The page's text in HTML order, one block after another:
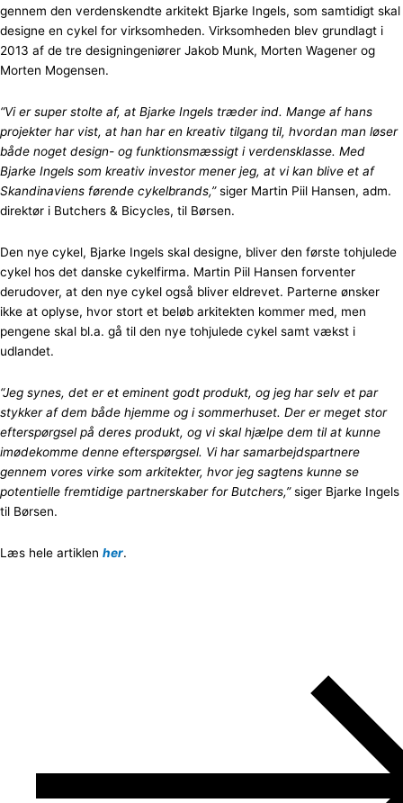
gennem den verdenskendte arkitekt Bjarke Ingels, som samtidigt skal
designe en cykel for virksomheden. Virksomheden blev grundlagt i
2013 af de tre designingeniører Jakob Munk, Morten Wagener og
Morten Mogensen.
“Vi er super stolte af, at Bjarke Ingels træder ind. Mange af hans
projekter har vist, at han har en kreativ tilgang til, hvordan man løser
både noget design- og funktionsmæssigt i verdensklasse. Med
Bjarke Ingels som kreativ investor mener jeg, at vi kan blive et af
Skandinaviens førende cykelbrands,”siger Martin Piil Hansen, adm.
direktør i Butchers & Bicycles, til Børsen.
Den nye cykel, Bjarke Ingels skal designe, bliver den første tohjulede
cykel hos det danske cykelfirma. Martin Piil Hansen forventer
derudover, at den nye cykel også bliver eldrevet. Parterne ønsker
ikke at oplyse, hvor stort et beløb arkitekten kommer med, men
pengene skal bl.a. gå til den nye tohjulede cykel samt vækst i
udlandet.
“Jeg synes, det er et eminent godt produkt, og jeg har selv et par
stykker af dem både hjemme og i sommerhuset. Der er meget stor
efterspørgsel på deres produkt, og vi skal hjælpe dem til at kunne
imødekomme denne efterspørgsel. Vi har samarbejdspartnere
gennem vores virke som arkitekter, hvor jeg sagtens kunne se
potentielle fremtidige partnerskaber for Butchers,”siger Bjarke Ingels
til Børsen.
Læs hele artiklen her.